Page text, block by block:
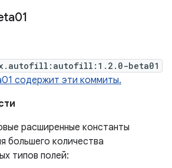
beta01
содержит эти коммиты.
расширенные константы
большего количества
типов полей: